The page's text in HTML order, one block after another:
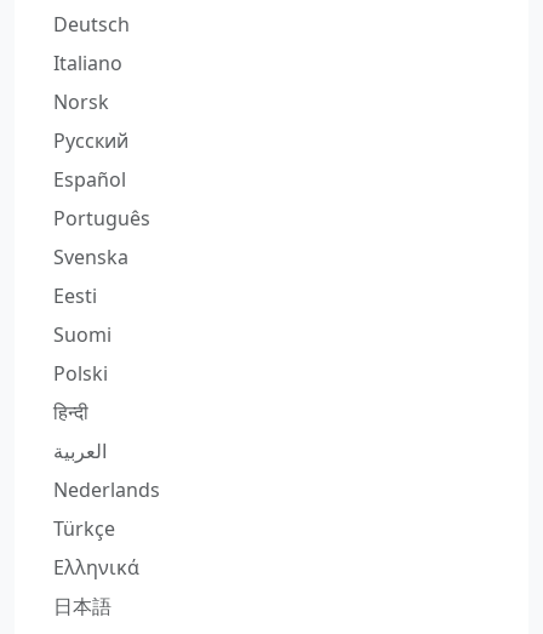
Deutsch
Italiano
Norsk
Русский
Español
Português
Svenska
Eesti
Suomi
Polski
हिन्दी
العربية
Nederlands
Türkçe
Ελληνικά
日本語